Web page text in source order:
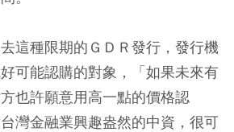
這種限期的ＧＤＲ發行，發行機
可能認購的對象，「如果未來有
也許願意用高一點的價格認
灣金融業興趣盎然的中資，很可